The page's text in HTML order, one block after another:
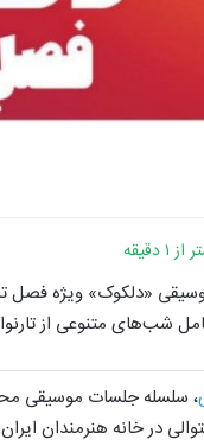
شب‌های متنوعی از
در خانه هنرمندان ایران